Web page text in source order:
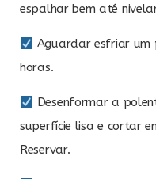
espalhar bem até
Aguardar esfriar um
horas.
Desenformar a
superfície lisa e cortar
Reservar.